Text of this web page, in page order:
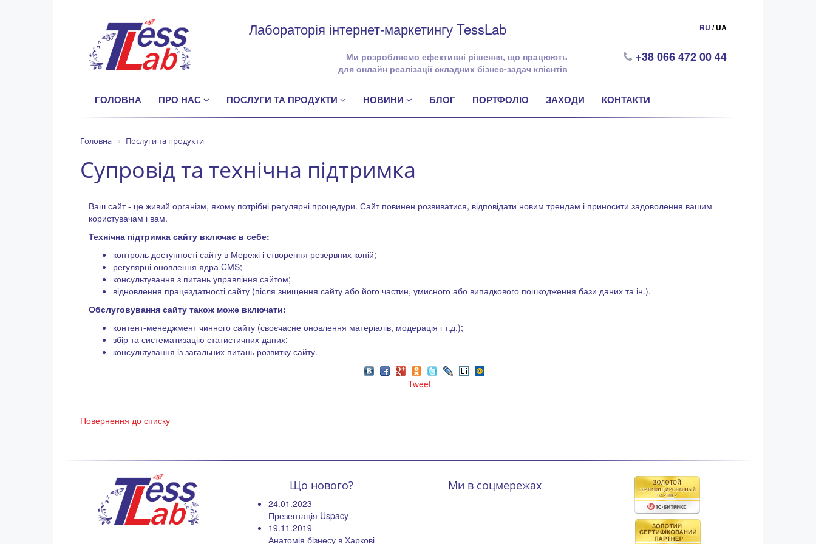
Лабораторія інтернет-маркетингу TessLab
Ми розробляємо ефективні рішення, що працюють
для онлайн реалізації складних бізнес-задач клієнтів
RU / UA
+38 066 472 00 44
ГОЛОВНА ПРО НАС ПОСЛУГИ ТА ПРОДУКТИ НОВИНИ БЛОГ ПОРТФОЛІО ЗАХОДИ КОНТАКТИ
Головна Послуги та продукти
Супровід та технічна підтримка
Ваш сайт - це живий організм, якому потрібні регулярні процедури. Сайт повинен розвиватися, відповідати новим трендам і приносити задоволення вашим
користувачам і вам.
Технічна підтримка сайту включає в себе:
контроль доступності сайту в Мережі і створення резервних копій;
регулярні оновлення ядра CMS;
консультування з питань управління сайтом;
відновлення працездатності сайту (після знищення сайту або його частин, умисного або випадкового пошкодження бази даних та ін.).
Обслуговування сайту також може включати:
контент-менеджмент чинного сайту (своєчасне оновлення матеріалів, модерація і т.д.);
збір та систематизацію статистичних даних;
консультування із загальних питань розвитку сайту.
Tweet
Повернення до списку
Ми в соцмережах
Що нового?
24.01.2023
Презентація Uspacy
19.11.2019
Анатомія бізнесу в Харкові